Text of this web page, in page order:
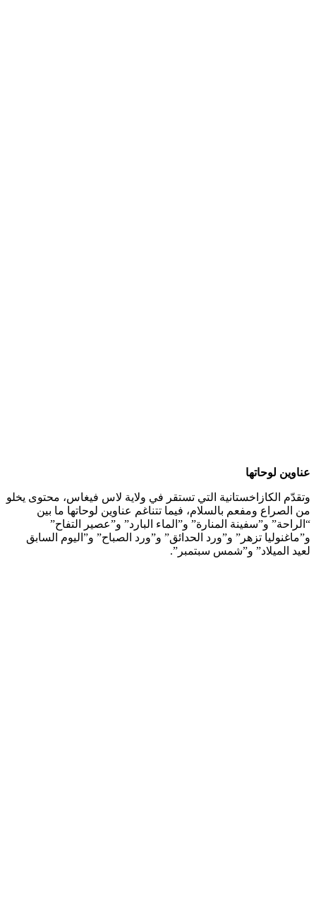
عناوين لوحاتها
وتقدّم الكازاخستانية التي تستقر في ولاية لاس فيغاس، محتوى يخلو
من الصراع ومفعم بالسلام، فيما تتناغم عناوين لوحاتها ما بين
“الراحة” و”سفينة المنارة” و”الماء البارد” و”عصير التفاح”
و”ماغنوليا تزهر” و”ورد الحدائق” و”ورد الصباح” و”اليوم السابق
لعيد الميلاد” و”شمس سبتمبر”.